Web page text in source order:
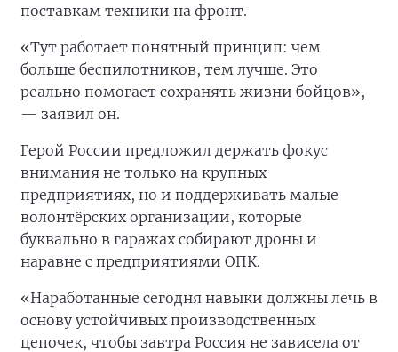
поставкам техники на фронт.
«Тут работает понятный принцип: чем
больше беспилотников, тем лучше. Это
реально помогает сохранять жизни бойцов»,
— заявил он.
Герой России предложил держать фокус
внимания не только на крупных
предприятиях, но и поддерживать малые
волонтёрских организации, которые
буквально в гаражах собирают дроны и
наравне с предприятиями ОПК.
«Наработанные сегодня навыки должны лечь в
основу устойчивых производственных
цепочек, чтобы завтра Россия не зависела от